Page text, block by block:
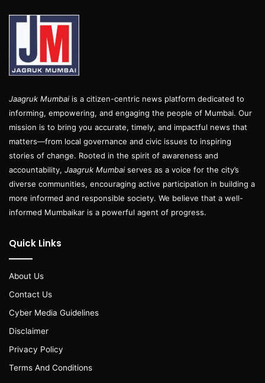
Jaagruk Mumbai is a citizen-centric news platform dedicated to
informing, empowering, and engaging the people of Mumbai. Our
mission is to bring you accurate, timely, and impactful news that
matters—from local governance and civic issues to inspiring
stories of change. Rooted in the spirit of awareness and
accountability, Jaagruk Mumbai serves as a voice for the city’s
diverse communities, encouraging active participation in building a
more informed and responsible society. We believe that a well-
informed Mumbaikar is a powerful agent of progress.
Quick Links
About Us
Contact Us
Cyber Media Guidelines
Disclaimer
Privacy Policy
Terms And Conditions